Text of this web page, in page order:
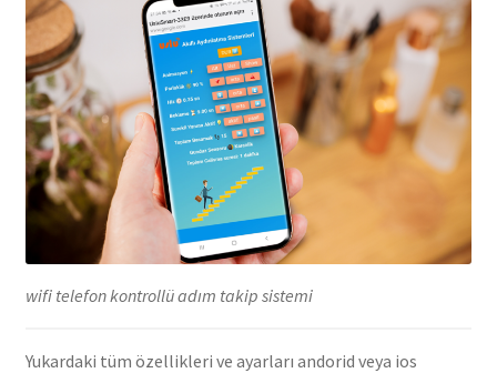
wifi telefon kontrollü adım takip sistemi
Yukardaki tüm özellikleri ve ayarları andorid veya ios